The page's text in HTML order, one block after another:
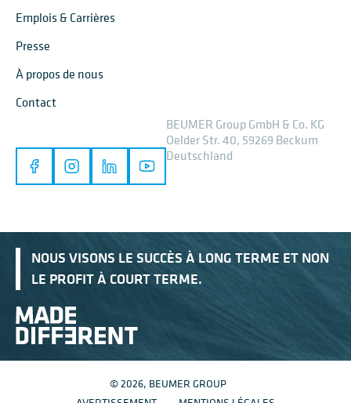
Emplois & Carrières
Presse
À propos de nous
Contact
BEUMER Group GmbH & Co. KG
Oelder Str. 40, 59269 Beckum
Deutschland
NOUS VISONS LE SUCCÈS À LONG TERME ET NON
LE PROFIT À COURT TERME.
© 2026, BEUMER GROUP